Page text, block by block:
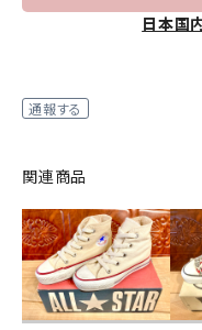
日本国
通報する
関連商品